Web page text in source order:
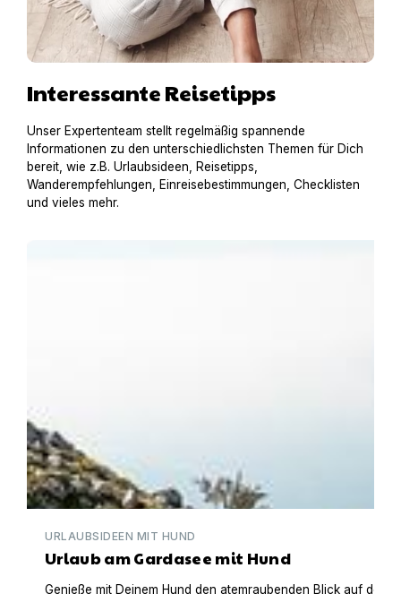
Interessante Reisetipps
Unser Expertenteam stellt regelmäßig spannende
Informationen zu den unterschiedlichsten Themen für Dich
bereit, wie z.B. Urlaubsideen, Reisetipps,
Wanderempfehlungen, Einreisebestimmungen, Checklisten
und vieles mehr.
URLAUBSIDEEN MIT HUND
Urlaub am Gardasee mit Hund
Genieße mit Deinem Hund den atemraubenden Blick auf den